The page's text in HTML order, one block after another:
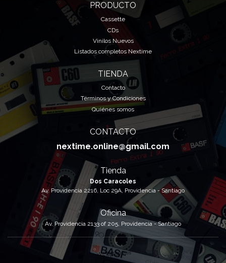
PRODUCTO
Cassette
CDs
Vinilos Nuevos
Listados completos Nextime
TIENDA
Contacto
Términos y Condiciones
Quiénes somos
CONTACTO
nextime.online@gmail.com
Tienda
Dos Caracoles
Av. Providencia 2216, Loc 29A, Providencia - Santiago
Oficina
Av. Providencia 2133 of 205, Providencia - Santiago